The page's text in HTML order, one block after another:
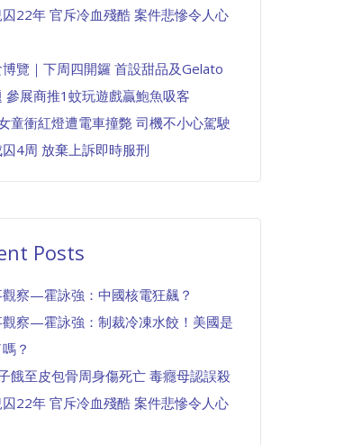
囚22年 官斥冷血殘酷 案件悲慘令人心
博覽｜下周四開鑼 首設甜品及Gelato
參展商推1蚊玩遊戲贏鮑魚吸客
童衝紅燈遭電車撞斃 司機不小心駕駛
4周 放棄上訴即時服刑
Posts
察—霍詠強：中國核電狂飆？
察—霍詠強：制裁冷凍水餃！美國是
？
餓至皮包骨周身傷死亡 毒癮母認誤殺
囚22年 官斥冷血殘酷 案件悲慘令人心